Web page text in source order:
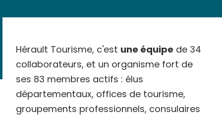
Hérault Tourisme, c'est une équipe de 34
collaborateurs, et un organisme fort de
ses 83 membres actifs : élus
départementaux, offices de tourisme,
groupements professionnels, consulaires